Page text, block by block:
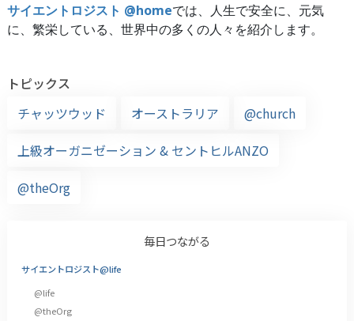
サイエントロジスト @homeでは、人生で安全に、元気
に、繁栄している、世界中の多くの人々を紹介します。
トピックス
チャッツウッド
オーストラリア
@church
上級オーガニゼーション & セントヒルANZO
@theOrg
毎日つながる
サイエントロジスト@life
@life
@theOrg